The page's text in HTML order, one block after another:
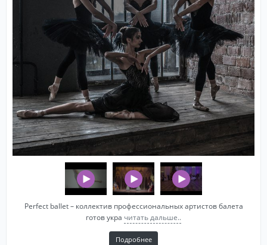
Perfect ballet – коллектив профессиональных артистов балета
готов укра читать дальше..
Подробнее